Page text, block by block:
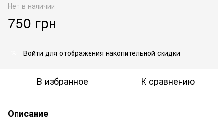
Нет в наличии
750 грн
Войти для отображения накопительной скидки
В избранное К сравнению
Описание